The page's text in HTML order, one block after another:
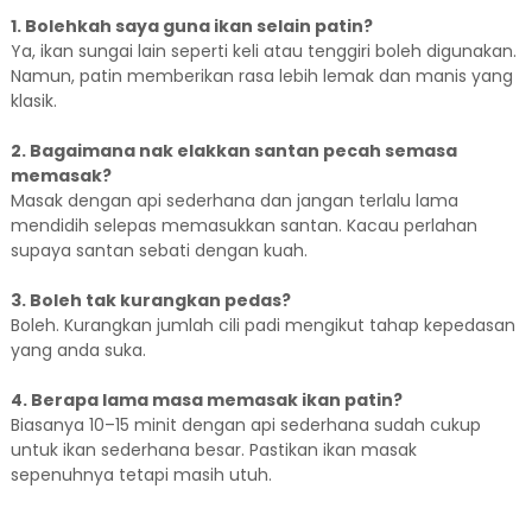
1. Bolehkah saya guna ikan selain patin?
Ya, ikan sungai lain seperti keli atau tenggiri boleh digunakan.
Namun, patin memberikan rasa lebih lemak dan manis yang
klasik.
2. Bagaimana nak elakkan santan pecah semasa
memasak?
Masak dengan api sederhana dan jangan terlalu lama
mendidih selepas memasukkan santan. Kacau perlahan
supaya santan sebati dengan kuah.
3. Boleh tak kurangkan pedas?
Boleh. Kurangkan jumlah cili padi mengikut tahap kepedasan
yang anda suka.
4. Berapa lama masa memasak ikan patin?
Biasanya 10–15 minit dengan api sederhana sudah cukup
untuk ikan sederhana besar. Pastikan ikan masak
sepenuhnya tetapi masih utuh.